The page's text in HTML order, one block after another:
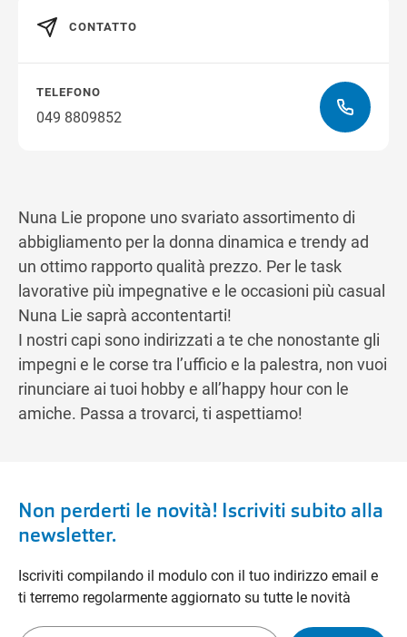
Nuna Lie propone uno svariato assortimento di
abbigliamento per la donna dinamica e trendy ad
un ottimo rapporto qualità prezzo. Per le task
lavorative più impegnative e le occasioni più casual
Nuna Lie saprà accontentarti!
I nostri capi sono indirizzati a te che nonostante gli
impegni e le corse tra l’ufficio e la palestra, non vuoi
rinunciare ai tuoi hobby e all’happy hour con le
amiche. Passa a trovarci, ti aspettiamo!
CONTATTO
TELEFONO
049 8809852
Non perderti le novità! Iscriviti subito alla
newsletter.
Iscriviti compilando il modulo con il tuo indirizzo email e
ti terremo regolarmente aggiornato su tutte le novità